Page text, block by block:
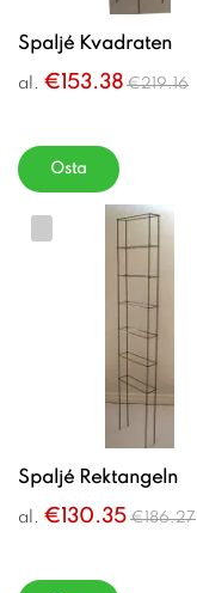
Spaljé Kvadraten
al. €153.38 €219.16
Osta
Spaljé Rektangeln
al. €130.35 €186.27